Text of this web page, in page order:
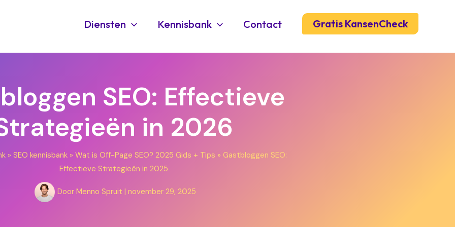
Diensten Kennisbank Contact Gratis KansenCheck
SEO: Effectieve
in 2026
» SEO kennisbank » Wat is Off-Page SEO? 2025 Gids + Tips » Gastbloggen SEO:
Effectieve Strategieën in 2025
Door Menno Spruit | november 29, 2025